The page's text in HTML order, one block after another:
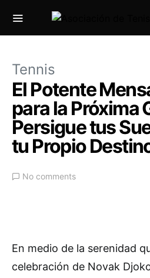
Tennis
El Potente
para la Próxima
Persigue tus
tu Propio
No comments
En medio de la serenidad
celebración de Novak